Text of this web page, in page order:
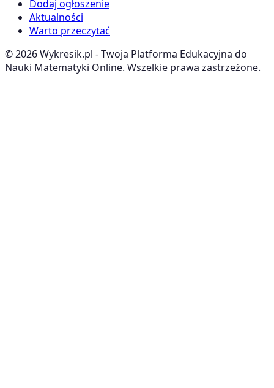
Dodaj ogłoszenie
Aktualności
Warto przeczytać
©2026Wykresik.pl - Twoja Platforma Edukacyjna do
Nauki Matematyki Online. Wszelkie prawa zastrzeżone.